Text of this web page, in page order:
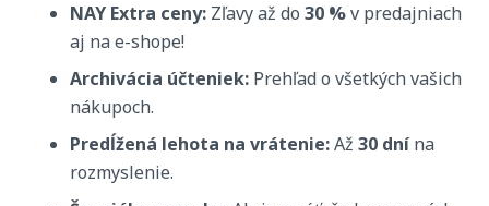
NAY Extra ceny: Zľavy až do 30 %v predajniach
aj na e-shope!
Archivácia účteniek: Prehľad o všetkých vašich
nákupoch.
Predĺžená lehota na vrátenie:Až 30 dnína
rozmyslenie.